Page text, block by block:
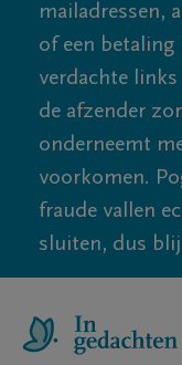
mailadressen,
of een
verdachte
de afzender
onderneemt
voorkomen.
fraude vallen
sluiten, dus